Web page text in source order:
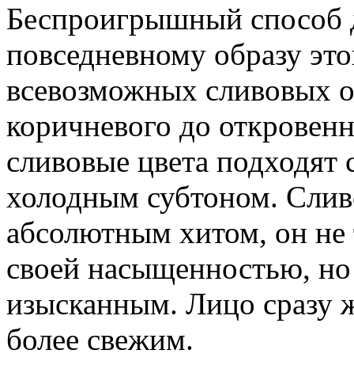
Беспроигрышный способ
повседневному образу
всевозможных сливовых
коричневого до
сливовые цвета
холодным субтоном.
абсолютным хитом, он не
своей насыщенностью, но
изысканным. Лицо сразу
более свежим.